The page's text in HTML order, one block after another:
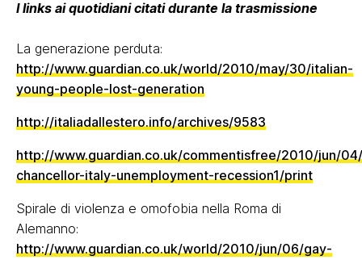
I links ai quotidiani citati durante la trasmissione
La generazione perduta:
http://www.guardian.co.uk/world/2010/may/30/italian-
young-people-lost-generation
http://italiadallestero.info/archives/9583
http://www.guardian.co.uk/commentisfree/2010/jun/
chancellor-italy-unemployment-recession1/print
Spirale di violenza e omofobia nella Roma di
Alemanno:
http://www.guardian.co.uk/world/2010/jun/06/gay-